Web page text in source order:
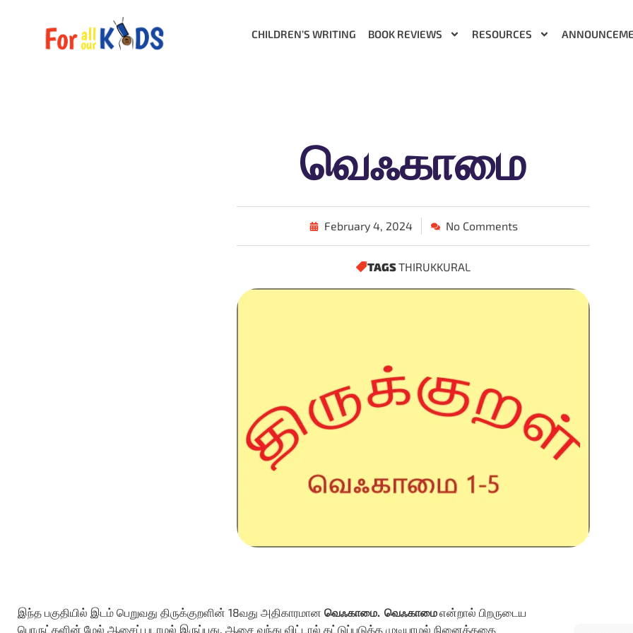
CHILDREN’S WRITING BOOK REVIEWS RESOURCES
வெஃகாமை
February 4, 2024 No Comments
TAGSTHIRUKKURAL
இந்த பகுதியில் இடம் பெறுவது திருக்குறளின் 18வது அதிகாரமான வெஃகாமை. வெஃகாமைஎன்றால் பிறருடைய
பொருட்களின் மேல் ஆசைப் படாமல் இருப்பது. ஆசை வந்து விட்டால் கட்டுப்படுத்த முடியாமல் நினைத்ததை